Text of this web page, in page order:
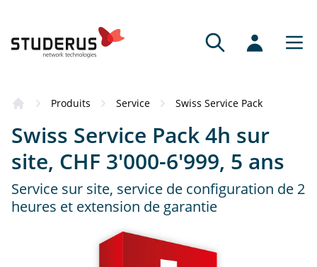
Produits Service Swiss Service Pack
Swiss Service Pack 4h sur
site, CHF 3'000-6'999, 5 ans
Service sur site, service de configuration de 2
heures et extension de garantie